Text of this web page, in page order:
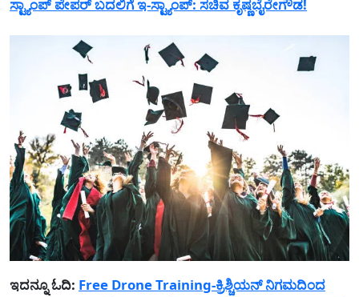
ಸ್ಟ್ಯಾಂಪ್ ಪೇಪರ್ ಬದಲಿಗೆ ಇ-ಸ್ಟ್ಯಾಂಪ್: ಸಚಿವ ಕೃಷ್ಣಬೈರೇಗೌಡ!
ಇದನ್ನೂ ಓದಿ: Free Drone Training-ಕ್ರಿಶ್ಚಿಯನ್ ನಿಗಮದಿಂದ